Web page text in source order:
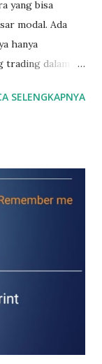
yang bisa
modal. Ada
hanya
trading dalam
saham2 IPO.
saham2
saham
obligasi negara
akun saham
lagi untuk
di link di
contact say...
SELENGKAPNYA